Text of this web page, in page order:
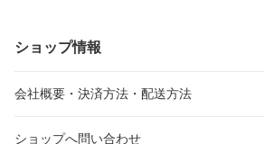
ショップ情報
会社概要・決済方法・配送方法
ショップへ問い合わせ